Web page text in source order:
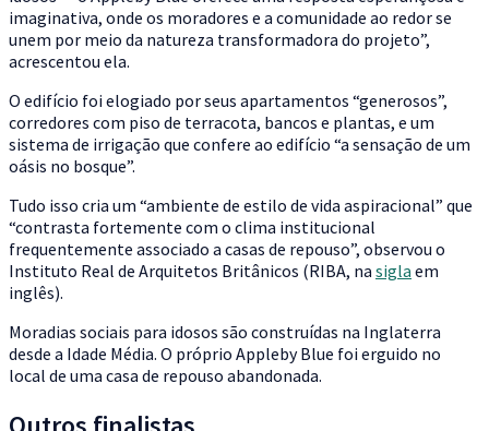
imaginativa, onde os moradores e a comunidade ao redor se
unem por meio da natureza transformadora do projeto”,
acrescentou ela.
O edifício foi elogiado por seus apartamentos “generosos”,
corredores com piso de terracota, bancos e plantas, e um
sistema de irrigação que confere ao edifício “a sensação de um
oásis no bosque”.
Tudo isso cria um “ambiente de estilo de vida aspiracional” que
“contrasta fortemente com o clima institucional
frequentemente associado a casas de repouso”, observou o
Instituto Real de Arquitetos Britânicos (RIBA, na sigla em
inglês).
Moradias sociais para idosos são construídas na Inglaterra
desde a Idade Média. O próprio Appleby Blue foi erguido no
local de uma casa de repouso abandonada.